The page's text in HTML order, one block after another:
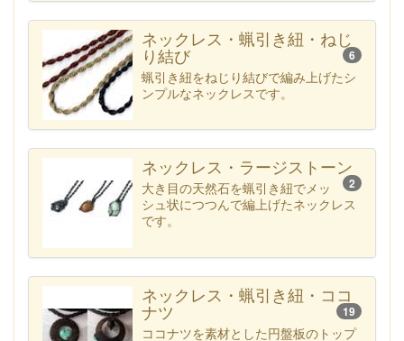
ネックレス・蝋引き紐・ねじ
り結び 6
蝋引き紐をねじり結びで編み上げたシ
ンプルなネックレスです。
ネックレス・ラージストーン
2
大き目の天然石を蝋引き紐でメッ
シュ状につつんで編上げたネックレス
です。
ネックレス・蝋引き紐・ココ
ナツ 19
ココナツを素材とした円盤板のトップ